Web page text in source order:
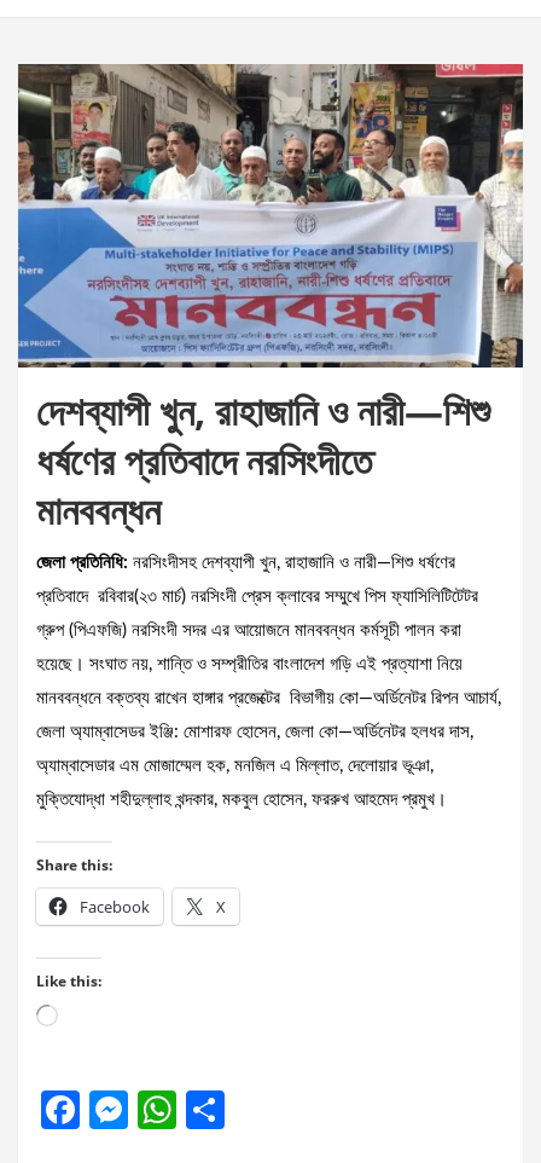
দেশব্যাপী খুন, রাহাজানি ও নারী—শিশু
ধর্ষণের প্রতিবাদে নরসিংদীতে
মানববন্ধন
জেলা প্রতিনিধি: নরসিংদীসহ দেশব্যাপী খুন, রাহাজানি ও নারী—শিশু ধর্ষণের
প্রতিবাদে রবিবার(২৩ মার্চ) নরসিংদী প্রেস ক্লাবের সম্মুখে পিস ফ্যাসিলিটিটেটর
গ্রুপ (পিএফজি) নরসিংদী সদর এর আয়োজনে মানববন্ধন কর্মসূচী পালন করা
হয়েছে। সংঘাত নয়, শান্তি ও সম্প্রীতির বাংলাদেশ গড়ি এই প্রত্যাশা নিয়ে
মানববন্ধনে বক্তব্য রাখেন হাঙ্গার প্রজেক্টের বিভাগীয় কো—অর্ডিনেটর রিপন আচার্য,
জেলা অ্যাম্বাসেডর ইঞ্জি: মোশারফ হোসেন, জেলা কো—অর্ডিনেটর হলধর দাস,
অ্যাম্বাসেডার এম মোজাম্মেল হক, মনজিল এ মিল্লাত, দেলোয়ার ভূঞা,
মুক্তিযোদ্ধা শহীদুল্লাহ খন্দকার, মকবুল হোসেন, ফররুখ আহমেদ প্রমুখ।
Share this:
Facebook X
Like this:
Loading…
F
M W